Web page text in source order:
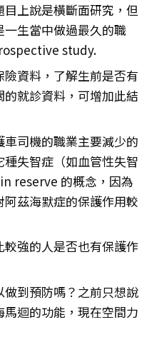
上說是橫斷面研究，但
生當中做過最久的職
study.
資料，了解生前是否有
就診資料，可增加此結
司機的職業主要減少的
失智症（如血管性失智
reserve 的概念，因為
茲海默症的保護作用較
強的人是否也有保護作
到預防嗎？之前只想說
迴的功能，現在空間力